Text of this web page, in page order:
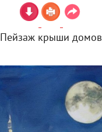
Пейзаж крыши домов